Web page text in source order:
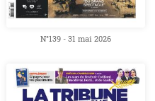
N°139 - 31 mai 2026